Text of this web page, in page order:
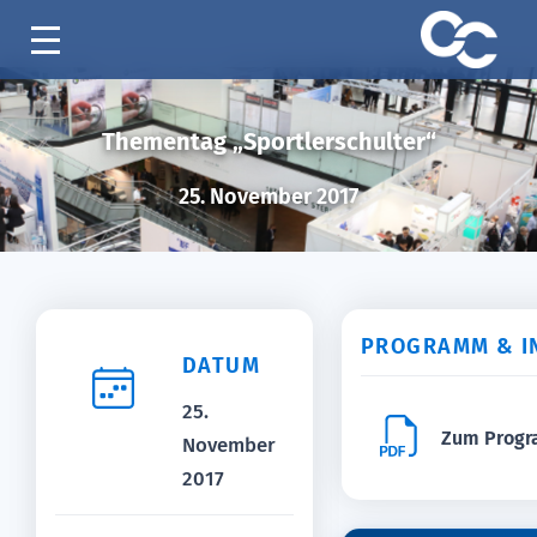
Thementag „Sportlerschulter“
25. November 2017
DATUM
25.
November
2017
PROGRAMM &
Zum